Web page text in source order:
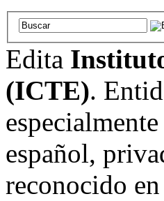
Edita
(ICTE).
español,
reconocido